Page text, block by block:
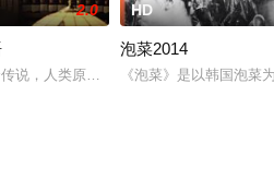
2.0
传说，人类原本是男女同体，两个头，
HD
泡菜2014
《泡菜》是以韩国泡菜